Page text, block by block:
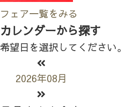
フェア一覧をみる
カレンダーから探す
希望日を選択してください。
2026年08月